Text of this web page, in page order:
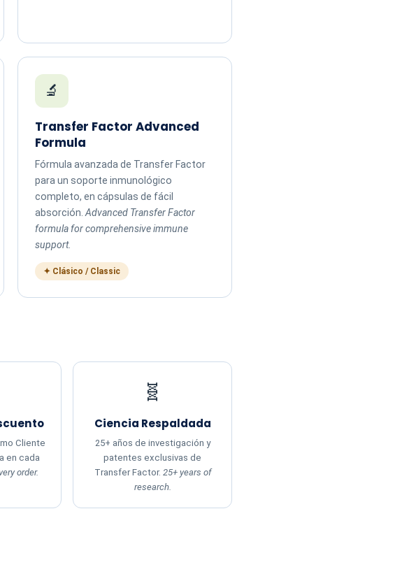
🔬
Transfer Factor Advanced
Formula
Fórmula avanzada de Transfer Factor
para un soporte inmunológico
completo, en cápsulas de fácil
absorción. Advanced Transfer Factor
formula for comprehensive immune
support.
✦ Clásico / Classic
Cliente
en cada
order.
🧬
Ciencia Respaldada
25+ años de investigación y
patentes exclusivas de
Transfer Factor. 25+ years of
research.